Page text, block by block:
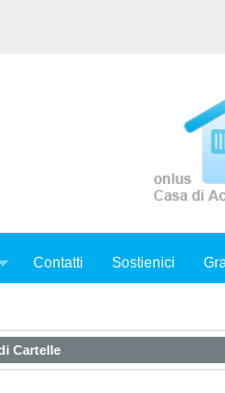
Contatti Sostienici
Cartelle